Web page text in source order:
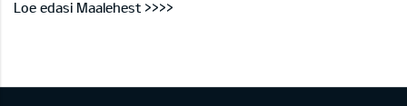
Loe edasi Maalehest >>>>